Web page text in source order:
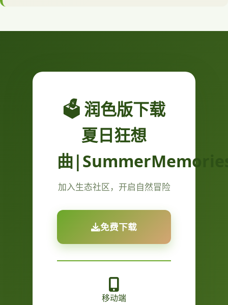
🗳️ 润色版下载
夏日狂想
曲
加入生态社区，开启自然冒险
免费下载
移动端